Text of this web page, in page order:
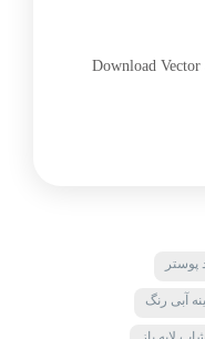
Download Vector
آبی رنگ